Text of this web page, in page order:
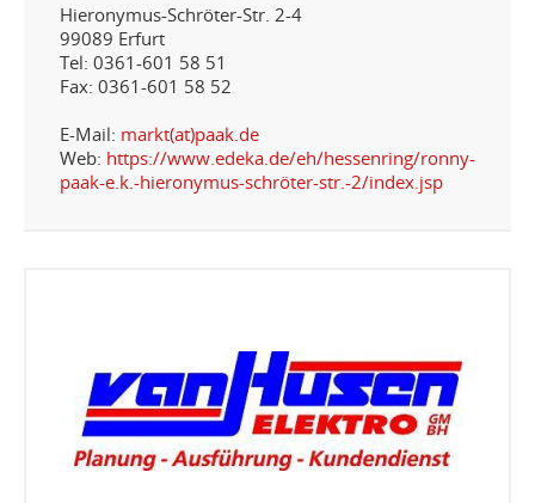
Hieronymus-Schröter-Str. 2-4
99089 Erfurt
Tel: 0361-601 58 51
Fax: 0361-601 58 52
E-Mail: markt(at)paak.de
Web: https://www.edeka.de/eh/hessenring/ronny-
paak-e.k.-hieronymus-schröter-str.-2/index.jsp